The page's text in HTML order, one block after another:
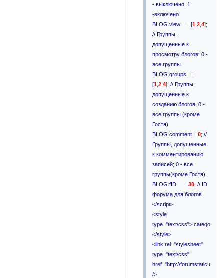
- выключено, 1
-включено
BLOG.view = [1 ,2 ,4];
// Группы,
допущенные к
просмотру блогов; 0 -
все группы
BLOG.groups =
[1 ,2 ,4]; // Группы,
допущенные к
созданию блогов, 0 -
все группы (кроме
Гостя)
BLOG.comment =0; //
Группы, допущенные
к комментированию
записей; 0 - все
группы(кроме Гостя)
BLOG.fID =30; // ID
форума для блогов
</script>
<style
type="text/
</style>
<link rel="stylesheet"
type="text/css"
href="http://forumstatic.ru/
/>